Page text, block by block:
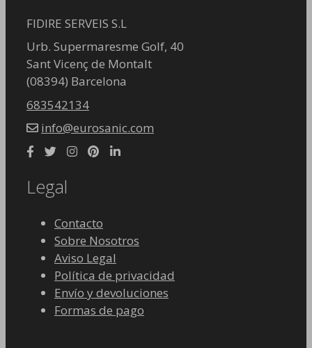
FIDIRE SERVEIS S.L
Urb. Supermaresme Golf, 40
Sant Vicenç de Montalt
(08394) Barcelona
683542134
info@eurosanic.com
Legal
Contacto
Sobre Nosotros
Aviso Legal
Política de privacidad
Envío y devoluciones
Formas de pago